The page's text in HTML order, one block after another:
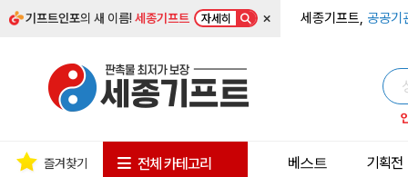
기프트인포의 새 이름!세종기프트 자세히 × 세종기프트, 공공기
즐겨찾기 전체 카테고리
베스트
기획전